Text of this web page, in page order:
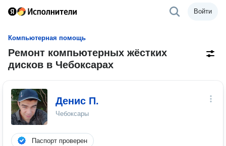
Войти
Компьютерная помощь
Ремонт компьютерных жёстких
дисков в Чебоксарах
Денис П.
Чебоксары
Паспорт проверен